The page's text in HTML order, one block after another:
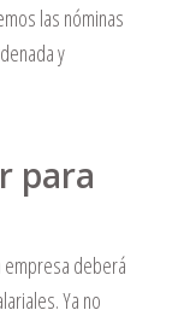
las nóminas
y
para
empresa deberá
Ya no